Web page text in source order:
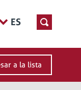
ES
a la lista